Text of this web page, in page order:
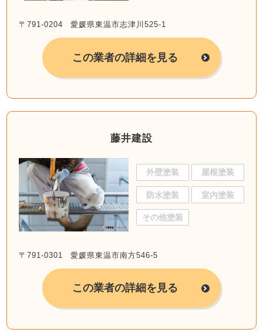
〒791-0204 愛媛県東温市志津川525-1
この業者の詳細を見る
藤井建設
外壁塗装 屋根塗装
防水塗装 室内塗装
その他塗装
〒791-0301 愛媛県東温市南方546-5
この業者の詳細を見る